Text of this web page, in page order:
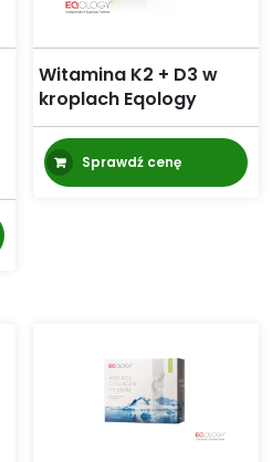
Witamina K2 + D3 w
kroplach Eqology
Sprawdź cenę